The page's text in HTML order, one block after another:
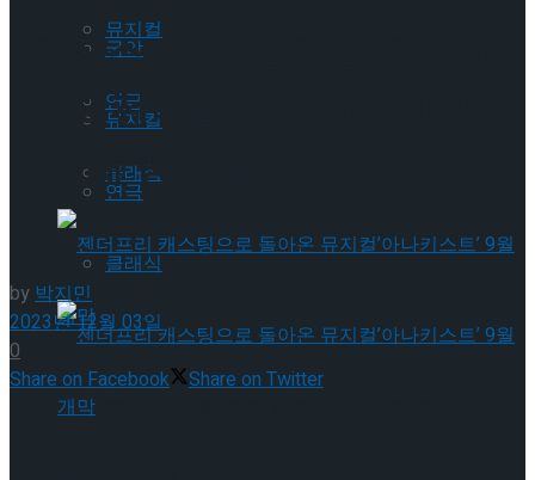
뮤지컬
연극
클래식
젠더프리 캐스팅으로 돌아온 뮤지컬’아나키스
국악
뮤지컬
연극
클래식
[현장스케치] 김현겸(한광고),
2023 전국남녀 피겨스케이팅
회장배 랭킹대회 프리 스케이
by박지민
2023년 12월 03일
0
Share on Facebook
Share on Twitter